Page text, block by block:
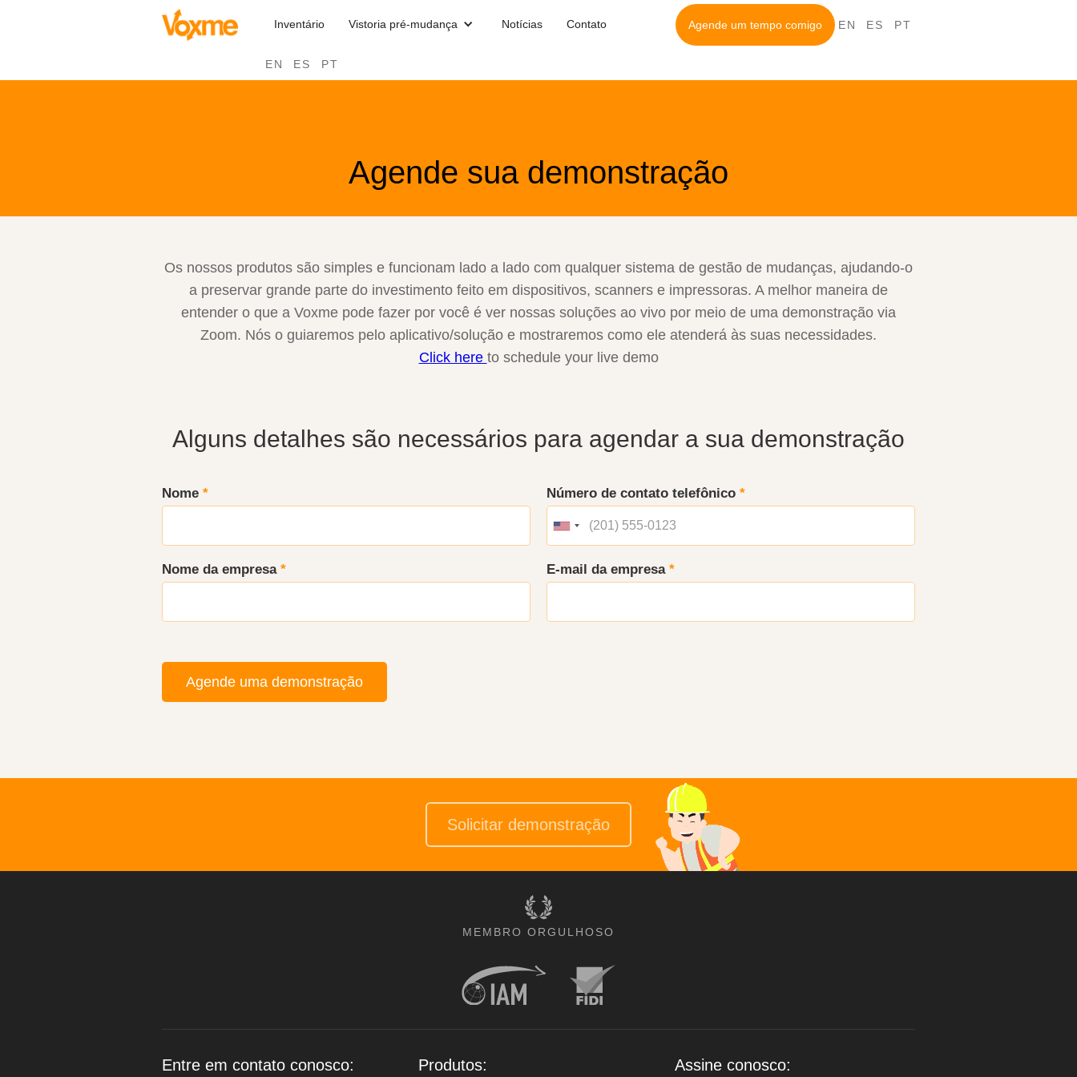
Inventário Vistoria pré-mudança Notícias Contato
EN ES PT
Agende um tempo comigo EN ES PT
Agende sua demonstração
Os nossos produtos são simples e funcionam lado a lado com qualquer sistema de gestão de mudanças, ajudando-o
a preservar grande parte do investimento feito em dispositivos, scanners e impressoras. A melhor maneira de
entender o que a Voxme pode fazer por você é ver nossas soluções ao vivo por meio de uma demonstração via
Zoom. Nós o guiaremos pelo aplicativo/solução e mostraremos como ele atenderá às suas necessidades.
Click here to schedule your live demo
Alguns detalhes são necessários para agendar a sua demonstração
Nome *
Nome da empresa *
Número de contato telefônico *
E-mail da empresa *
Solicitar demonstração
MEMBRO ORGULHOSO
Entre em contato conosco: Produtos: Assine conosco: